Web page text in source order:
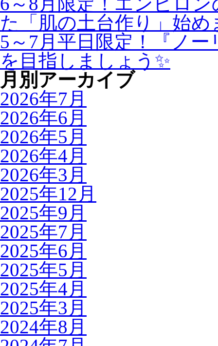
た「肌の土台作り」始め
5～7月平日限定！『ノ
を目指しましょう✨
月別アーカイブ
2026年7月
2026年6月
2026年5月
2026年4月
2026年3月
2025年12月
2025年9月
2025年7月
2025年6月
2025年5月
2025年4月
2025年3月
2024年8月